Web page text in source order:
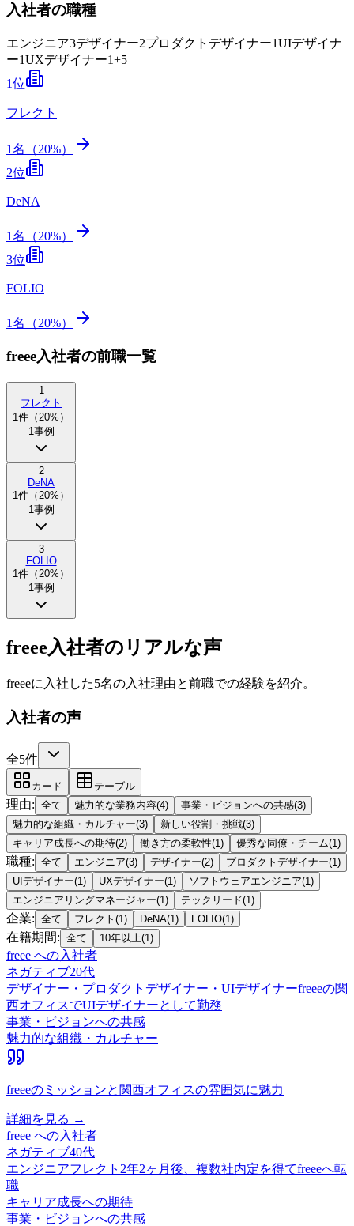
入社者の職種
エンジニア3デザイナー2プロダクトデザイナー1UIデザイナ
ー1UXデザイナー1+5
1位
フレクト
1名（20%）
2位
DeNA
1名（20%）
3位
FOLIO
1名（20%）
freee入社者の前職一覧
1
フレクト
1件（20%）
1事例
2
DeNA
1件（20%）
1事例
3
FOLIO
1件（20%）
1事例
freee入社者のリアルな声
freeeに入社した5名の入社理由と前職での経験を紹介。
入社者の声
全5件
カード テーブル
理由: 全て 魅力的な業務内容(4) 事業・ビジョンへの共感(3)
魅力的な組織・カルチャー(3) 新しい役割・挑戦(3)
キャリア成長への期待(2) 働き方の柔軟性(1) 優秀な同僚・チーム(1)
職種: 全て エンジニア(3) デザイナー(2) プロダクトデザイナー(1)
UIデザイナー(1) UXデザイナー(1) ソフトウェアエンジニア(1)
エンジニアリングマネージャー(1) テックリード(1)
企業: 全て フレクト (1) DeNA(1) FOLIO(1)
在籍期間: 全て 10年以上(1)
freee への入社者
ネガティブ20代
デザイナー・プロダクトデザイナー・UIデザイナーfreeeの関
西オフィスでUIデザイナーとして勤務
事業・ビジョンへの共感
魅力的な組織・カルチャー
freeeのミッションと関西オフィスの雰囲気に魅力
詳細を見る →
freee への入社者
ネガティブ40代
エンジニアフレクト2年2ヶ月後、複数社内定を得てfreeeへ転
職
キャリア成長への期待
事業・ビジョンへの共感